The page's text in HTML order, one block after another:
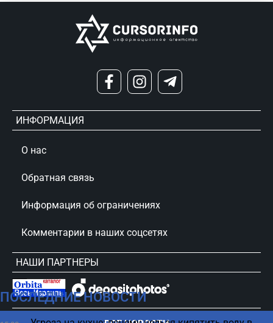
ПОСЛЕДНИЕ НОВОСТИ
ИНФОРМАЦИЯ
О нас
Обратная связь
Информация об ограничениях
Комментарии в наших соцсетях
НАШИ ПАРТНЕРЫ